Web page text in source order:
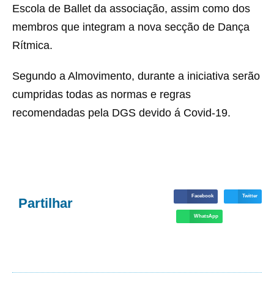
Escola de Ballet da associação, assim como dos
membros que integram a nova secção de Dança
Rítmica.
Segundo a Almovimento, durante a iniciativa serão
cumpridas todas as normas e regras
recomendadas pela DGS devido á Covid-19.
Partilhar Facebook Twitter
WhatsApp